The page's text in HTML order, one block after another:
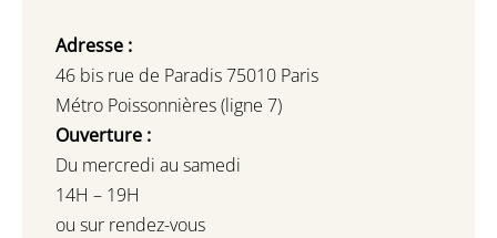
Adresse :
46 bis rue de Paradis 75010 Paris
Métro Poissonnières (ligne 7)
Ouverture :
Du mercredi au samedi
14H – 19H
ou sur rendez-vous